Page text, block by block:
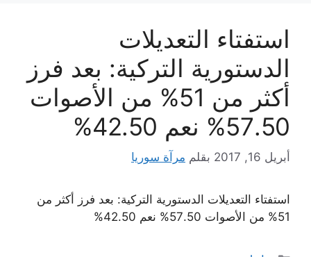
استفتاء التعديلات
الدستورية التركية: بعد فرز
أكثر من 51% من الأصوات
57.50% نعم 42.50%
أبريل 16, 2017 بقلم مرآة سوريا
استفتاء التعديلات الدستورية التركية: بعد فرز أكثر من
51% من الأصوات 57.50% نعم 42.50%